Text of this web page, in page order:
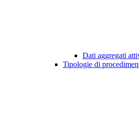
Dati aggregati
Tipologie di